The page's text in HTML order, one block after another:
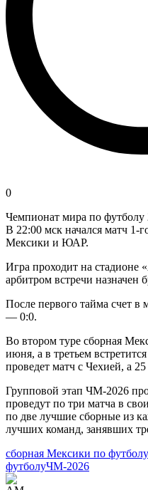
0
Чемпионат мира по футболу
В 22:00 мск начался матч
Мексики и ЮАР.
Игра проходит на
арбитром встречи назначен
После первого тайма счет
— 0:0.
Во втором туре сборная
июня, а в третьем
проведет матч с Чехией, а
Групповой этап ЧМ-2026
проведут по три матча в
по две лучшие сборные из
лучших команд, занявших
сборная Мексики по футболу
футболуЧМ-2026